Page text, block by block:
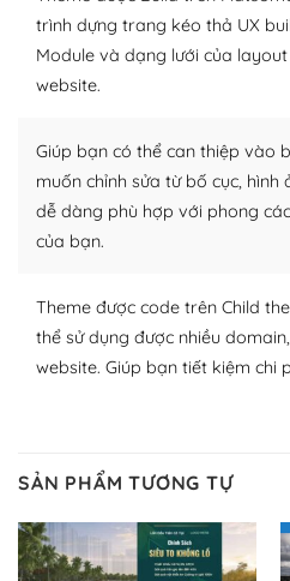
Plugin mở rộng là thành
WordPress để tăng thêm các
nhiều plugin trả phí hoặc miễn
Nhờ lượng người dùng đông
plugin của WordPress rất
thích chọn lựa plugin và
lập website của mình.
– Dễ sử dụng
Với mọi Hosting bất kỳ thì
Và bạn có toàn quyền tự do
trang web WordPress của bạn.
Dễ dàng lựa chọn Hosting
trình dựng trang kéo thả UX
Module và dạng lưới của
website.
Giúp bạn có thể can thiệp vào
muốn chỉnh sửa từ bố cục, hình
dễ dàng phù hợp với phong
của bạn.
Theme được code trên Child
thể sử dụng được nhiều
website. Giúp bạn tiết kiệm chi
SẢN PHẨM TƯƠNG TỰ